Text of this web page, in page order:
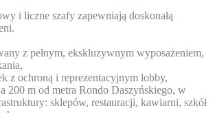
i liczne szafy zapewniają doskonałą
z pełnym, ekskluzywnym wyposażeniem,
z ochroną i reprezentacyjnym lobby,
200 m od metra Rondo Daszyńskiego, w
sklepów, restauracji, kawiarni, szkół